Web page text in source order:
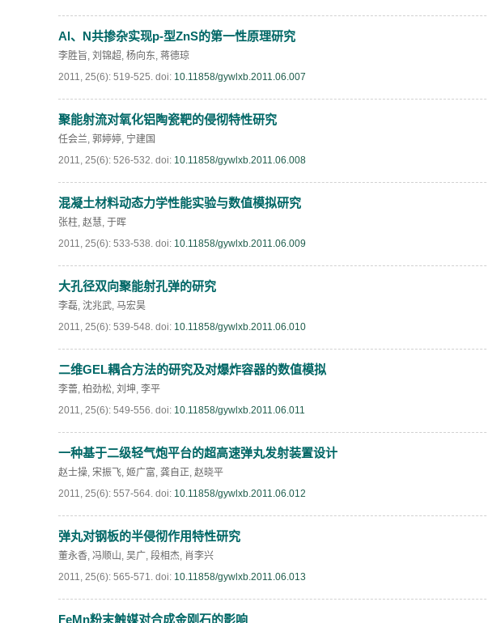
Al、N共掺杂实现p-型ZnS的第一性原理研究
李胜旨, 刘锦超, 杨向东, 蒋德琼
2011, 25(6): 519-525. doi: 10.11858/gywlxb.2011.06.007
聚能射流对氧化铝陶瓷靶的侵彻特性研究
任会兰, 郭婷婷, 宁建国
2011, 25(6): 526-532. doi: 10.11858/gywlxb.2011.06.008
混凝土材料动态力学性能实验与数值模拟研究
张柱, 赵慧, 于晖
2011, 25(6): 533-538. doi: 10.11858/gywlxb.2011.06.009
大孔径双向聚能射孔弹的研究
李磊, 沈兆武, 马宏昊
2011, 25(6): 539-548. doi: 10.11858/gywlxb.2011.06.010
二维GEL耦合方法的研究及对爆炸容器的数值模拟
李蕾, 柏劲松, 刘坤, 李平
2011, 25(6): 549-556. doi: 10.11858/gywlxb.2011.06.011
一种基于二级轻气炮平台的超高速弹丸发射装置设计
赵士操, 宋振飞, 姬广富, 龚自正, 赵晓平
2011, 25(6): 557-564. doi: 10.11858/gywlxb.2011.06.012
弹丸对钢板的半侵彻作用特性研究
董永香, 冯顺山, 吴广, 段相杰, 肖李兴
2011, 25(6): 565-571. doi: 10.11858/gywlxb.2011.06.013
FeMn粉末触媒对合成金刚石的影响